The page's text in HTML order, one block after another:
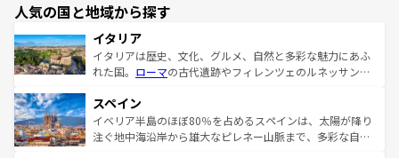
人気の国と地域から探す
イタリア
イタリアは歴史、文化、グルメ、自然と多彩な魅力にあふ
れた国。 ローマの古代遺跡やフィレンツェのルネッサンス
ろん、トスカーナの美しい田園風景やアマルフィ海岸の絶
景など、自然景観も見逃せない。観光の合間には、本場の
ピザやパスタなど、絶品のイタリア料理を堪能することも
スペイン
イベリア半島のほぼ80％を占めるスペインは、太陽が降り
注ぐ地中海沿岸から雄大なピレネー山脈まで、多彩な自然